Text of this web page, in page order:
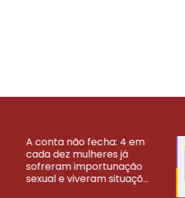
A conta não fecha: 4 em
cada dez mulheres já
sofreram importunação
sexual e viveram situaçõ...